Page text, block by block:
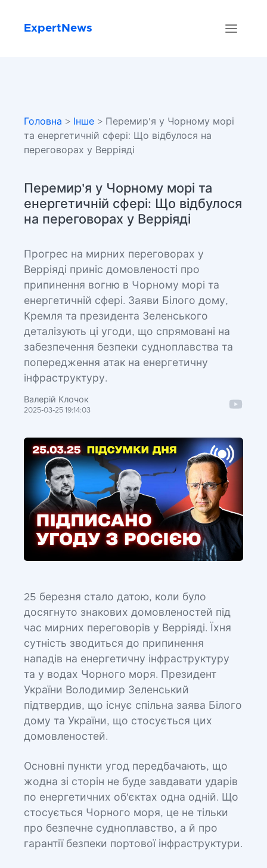
ExpertNews
Головна > Інше > Перемир'я у Чорному морі
та енергетичній сфері: Що відбулося на
переговорах у Верріяді
Перемир'я у Чорному морі та
енергетичній сфері: Що відбулося
на переговорах у Верріяді
Прогрес на мирних переговорах у
Верріяді приніс домовленості про
припинення вогню в Чорному морі та
енергетичній сфері. Заяви Білого дому,
Кремля та президента Зеленського
деталізують ці угоди, що спрямовані на
забезпечення безпеки судноплавства та
попередження атак на енергетичну
інфраструктуру.
Валерій Клочок
2025-03-25 19:14:03
25 березня стало датою, коли було
досягнуто знакових домовленостей під
час мирних переговорів у Верріяді. Їхня
сутність зводиться до припинення
нападів на енергетичну інфраструктуру
та у водах Чорного моря. Президент
України Володимир Зеленський
підтвердив, що існує спільна заява Білого
дому та України, що стосується цих
домовленостей.
Основні пункти угод передбачають, що
жодна зі сторін не буде завдавати ударів
по енергетичних об'єктах одна одній. Що
стосується Чорного моря, це не тільки
про безпечне судноплавство, а й про
гарантії безпеки портової інфраструктури.